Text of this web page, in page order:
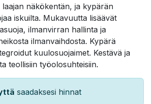
laajan näkökentän, ja kypärän
iskuilta. Mukavuutta lisäävät
ilmanvirran hallinta ja
ilmanvaihdosta. Kypärä
kuulosuojaimet. Kestävä ja
teollisiin työolosuhteisiin.
saadaksesi hinnat